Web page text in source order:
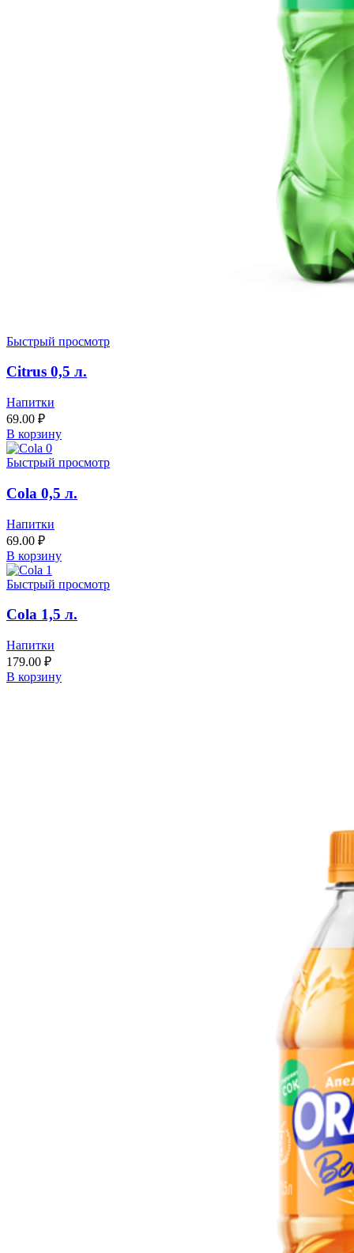
Быстрый просмотр
Citrus 0,5 л.
Напитки
69.00 ₽
В корзину
Быстрый просмотр
Cola 0,5 л.
Напитки
69.00 ₽
В корзину
Быстрый просмотр
Cola 1,5 л.
Напитки
179.00 ₽
В корзину